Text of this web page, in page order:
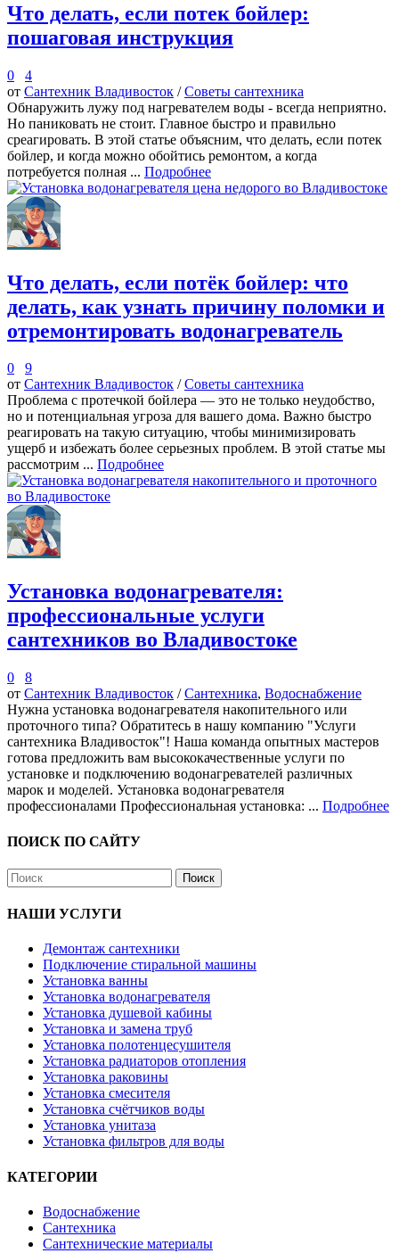
Что делать, если потек бойлер:
пошаговая инструкция
0
4
от Сантехник Владивосток / Советы сантехника
Обнаружить лужу под нагревателем воды - всегда неприятно.
Но паниковать не стоит. Главное быстро и правильно
среагировать. В этой статье объясним, что делать, если потек
бойлер, и когда можно обойтись ремонтом, а когда
потребуется полная ... Подробнее
Что делать, если потёк бойлер: что
делать, как узнать причину поломки и
отремонтировать водонагреватель
0
9
от Сантехник Владивосток / Советы сантехника
Проблема с протечкой бойлера — это не только неудобство,
но и потенциальная угроза для вашего дома. Важно быстро
реагировать на такую ситуацию, чтобы минимизировать
ущерб и избежать более серьезных проблем. В этой статье мы
рассмотрим ... Подробнее
Установка водонагревателя:
профессиональные услуги
сантехников во Владивостоке
0
8
от Сантехник Владивосток / Сантехника, Водоснабжение
Нужна установка водонагревателя накопительного или
проточного типа? Обратитесь в нашу компанию "Услуги
сантехника Владивосток"! Наша команда опытных мастеров
готова предложить вам высококачественные услуги по
установке и подключению водонагревателей различных
марок и моделей. Установка водонагревателя
профессионалами Профессиональная установка: ... Подробнее
ПОИСК ПО САЙТУ
Поиск
НАШИ УСЛУГИ
Демонтаж сантехники
Подключение стиральной машины
Установка ванны
Установка водонагревателя
Установка душевой кабины
Установка и замена труб
Установка полотенцесушителя
Установка радиаторов отопления
Установка раковины
Установка смесителя
Установка счётчиков воды
Установка унитаза
Установка фильтров для воды
КАТЕГОРИИ
Водоснабжение
Сантехника
Сантехнические материалы